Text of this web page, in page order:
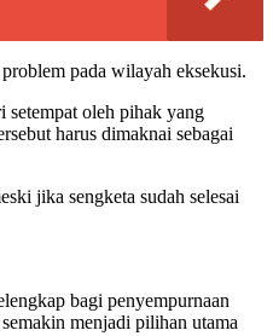
pada wilayah eksekusi.
setempat oleh pihak yang
harus dimaknai sebagai
jika sengketa sudah selesai
bagi penyempurnaan
menjadi pilihan utama